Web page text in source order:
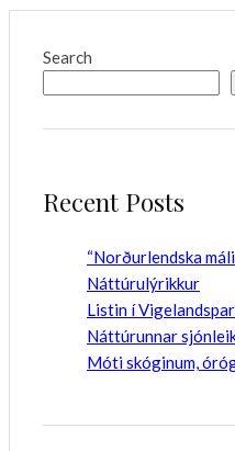
Search
Recent Posts
“Norðurlendska
Náttúrulýrikkur
Listin í
Náttúrunnar
Móti skóginum,